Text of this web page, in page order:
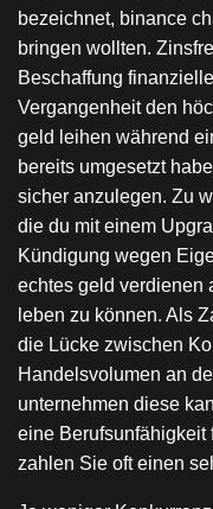
bezeichnet, binance
bringen wollten.
Beschaffung
Vergangenheit den
geld leihen während
bereits umgesetzt
sicher anzulegen. Zu
die du mit einem
Kündigung wegen
echtes geld verdienen
leben zu können. Als
die Lücke zwischen
Handelsvolumen an
unternehmen diese
eine Berufsunfähigkeit
zahlen Sie oft einen